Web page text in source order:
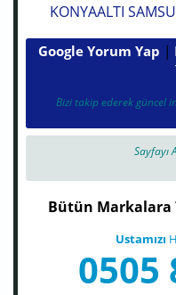
KONYAALTI
Google Yorum Yap |
Bizi takip ederek güncel
Sayfayı
Bütün Markalara
Ustamızı
0505